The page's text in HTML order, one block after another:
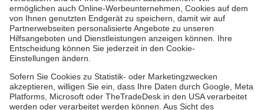
Freiwilligendienst
Johanniter-Jugend
Spendenprojekte
Kindertagesstätten